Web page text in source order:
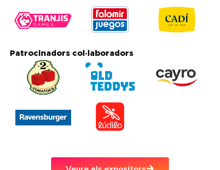
Patrocinadors col·laboradors